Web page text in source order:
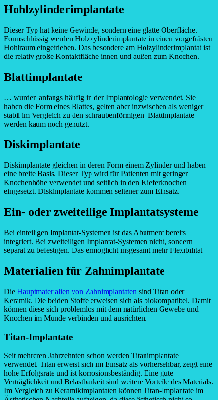
Hohlzylinderimplantate
Dieser Typ hat keine Gewinde, sondern eine glatte Oberfläche.
Formschlüssig werden Holzzylinderimplantate in einen vorgefrästen
Hohlraum eingetrieben. Das besondere am Holzylinderimplantat ist
die relativ große Kontaktfläche innen und außen zum Knochen.
Blattimplantate
… wurden anfangs häufig in der Implantologie verwendet. Sie
haben die Form eines Blattes, gelten aber inzwischen als weniger
stabil im Vergleich zu den schraubenförmigen. Blattimplantate
werden kaum noch genutzt.
Diskimplantate
Diskimplantate gleichen in deren Form einem Zylinder und haben
eine breite Basis. Dieser Typ wird für Patienten mit geringer
Knochenhöhe verwendet und seitlich in den Kieferknochen
eingesetzt. Diskimplantate kommen seltener zum Einsatz.
Ein- oder zweiteilige Implantatsysteme
Bei einteiligen Implantat-Systemen ist das Abutment bereits
integriert. Bei zweiteiligen Implantat-Systemen nicht, sondern
separat zu befestigen. Das ermöglicht insgesamt mehr Flexibilität
Materialien für Zahnimplantate
Die Hauptmaterialien von Zahnimplantaten sind Titan oder
Keramik. Die beiden Stoffe erweisen sich als biokompatibel. Damit
können diese sich problemlos mit dem natürlichen Gewebe und
Knochen im Munde verbinden und ausrichten.
Titan-Implantate
Seit mehreren Jahrzehnten schon werden Titanimplantate
verwendet. Titan erweist sich im Einsatz als vorhersehbar, zeigt eine
hohe Erfolgsrate und ist korrosionsbeständig. Eine gute
Verträglichkeit und Belastbarkeit sind weitere Vorteile des Materials.
Im Vergleich zu Keramikimplantaten können Titan-Implantate im